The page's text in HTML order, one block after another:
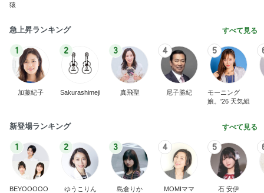
猿
急上昇ランキング すべて見る
1
加藤紀子
2
Sakurashimeji
3
真飛聖
4
尼子勝紀
5
モーニング
娘。'26 天気組
新登場ランキング すべて見る
1
BEYOOOOO
2
ゆうこりん
3
島倉りか
4
MOMIママ
5
石 安伊